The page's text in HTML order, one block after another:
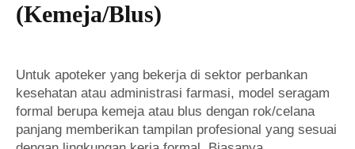
(Kemeja/Blus)
Untuk apoteker yang bekerja di sektor perbankan
kesehatan atau administrasi farmasi, model seragam
formal berupa kemeja atau blus dengan rok/celana
panjang memberikan tampilan profesional yang sesuai